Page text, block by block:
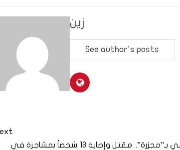
زين
See author's posts
عرس ينتهي بـ”مجزرة”.. مقتل وإصابة 13 شخصاً بمشاجرة في